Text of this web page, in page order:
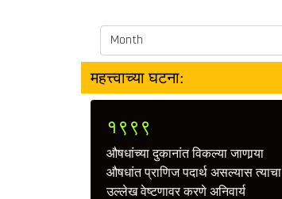
महत्त्वाच्या घटना:
१९९९
औषधांच्या दुकानांत विकल्या जाणार्‍या
औषधांत प्राणिज पदार्थ असल्यास त्याचा
उल्लेख वेष्टणावर करणे अनिवार्य